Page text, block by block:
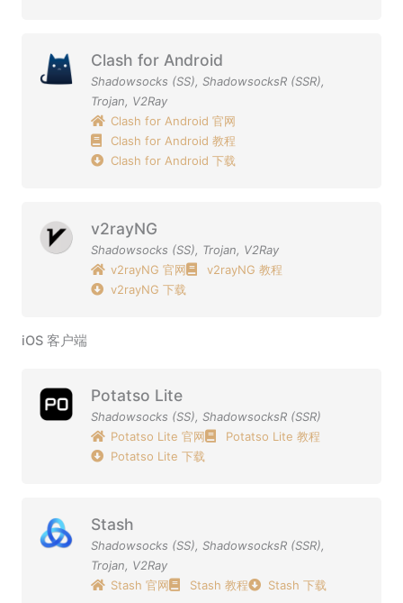
Clash for Android
Shadowsocks (SS), ShadowsocksR (SSR),
Trojan, V2Ray
Clash for Android 官网
Clash for Android 教程
Clash for Android 下载
v2rayNG
Shadowsocks (SS), Trojan, V2Ray
v2rayNG 官网
v2rayNG 教程
v2rayNG 下载
iOS 客户端
Potatso Lite
Shadowsocks (SS), ShadowsocksR (SSR)
Potatso Lite 官网
Potatso Lite 教程
Potatso Lite 下载
Stash
Shadowsocks (SS), ShadowsocksR (SSR),
Trojan, V2Ray
Stash 官网
Stash 教程 Stash 下载